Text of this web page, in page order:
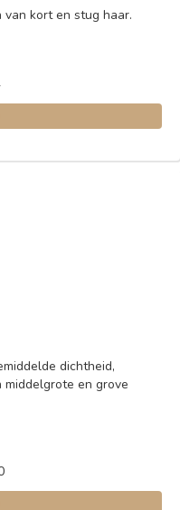
kort en stug haar.
dichtheid,
en grove